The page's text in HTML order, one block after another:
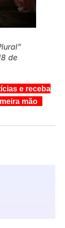
de
e receba
mão